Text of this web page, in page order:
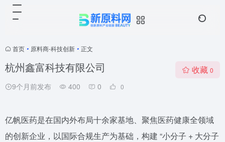
首页 • 原料商-科技创新 • 正文
杭州鑫富科技有限公司
9个月前发布 400 0 0
收藏 0
亿帆医药是在国内外布局十余家基地、聚焦医药健康全领域
的创新企业，以国际合规生产为基础，构建 “小分子 + 大分子